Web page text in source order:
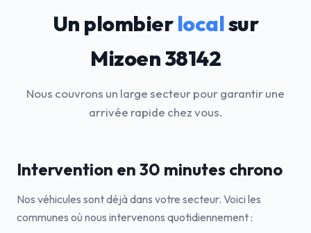
Un plombierlocalsur
Mizoen 38142
Nous couvrons un large secteur pour garantir une
arrivée rapide chez vous.
Intervention en 30 minutes chrono
Nos véhicules sont déjà dans votre secteur. Voici les
communes où nous intervenons quotidiennement :